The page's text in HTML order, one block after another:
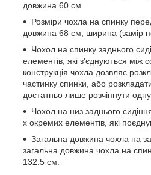
довжина 60 см
Розміри чохла на спинку
довжина 68 см, ширина (замір
Чохол на спинку заднього
елементів, які з'єднуються між
конструкція чохла дозвляє
частинку спинки, або
достатньо лише розчіпнути одну
Чохол на низ заднього
х окремих елементів, які
Загальна довжина чохла на
загальна довжина чохла на
132.5 см.